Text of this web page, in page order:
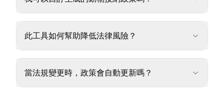
此工具如何幫助降低法律風險？
當法規變更時，政策會自動更新嗎？